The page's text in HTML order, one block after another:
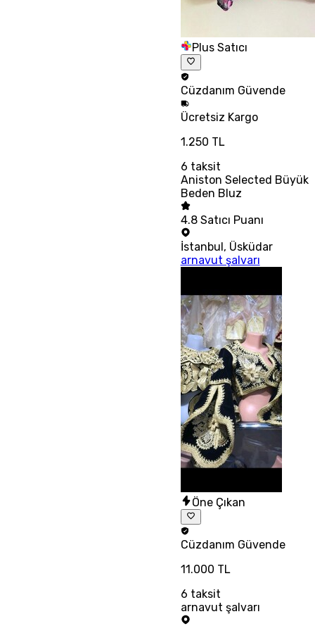
Plus Satıcı
Cüzdanım Güvende
Ücretsiz Kargo
1.250 TL
6 taksit
Aniston Selected Büyük
Beden Bluz
4.8 Satıcı Puanı
İstanbul, Üsküdar
arnavut şalvarı
Öne Çıkan
Cüzdanım Güvende
11.000 TL
6 taksit
arnavut şalvarı